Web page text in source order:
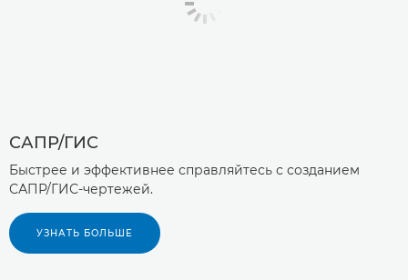
САПР/ГИС
Быстрее и эффективнее справляйтесь с созданием
САПР/ГИС-чертежей.
УЗНАТЬ БОЛЬШЕ